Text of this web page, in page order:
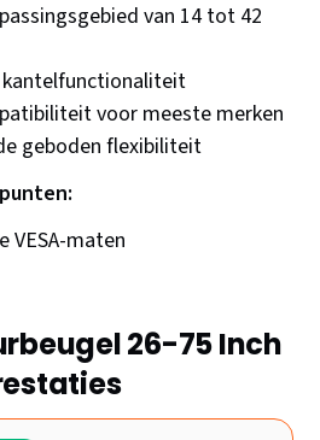
van 14 tot 42
voor meeste merken
geboden flexibiliteit
VESA-maten
26-75 Inch